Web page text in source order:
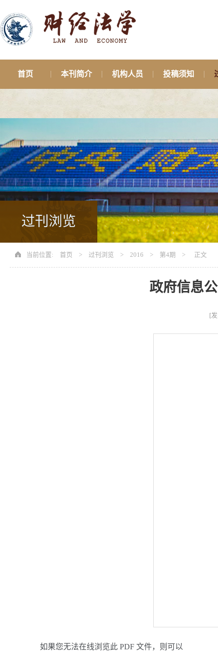
首页 本刊简介 机构人员 投稿须知
过刊浏览
当前位置: 首页 > 过刊浏览 > 2016 > 第4期 > 正文
政府信息
[
如果您无法在线浏览此 PDF 文件，则可以